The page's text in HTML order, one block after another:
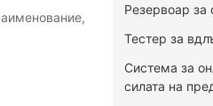
Резервоар за
Тестер за
Система за
силата на